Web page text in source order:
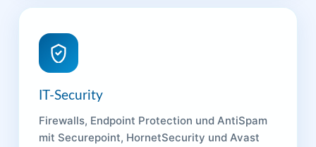
IT-Security
Firewalls, Endpoint Protection und AntiSpam
mit Securepoint, HornetSecurity und Avast